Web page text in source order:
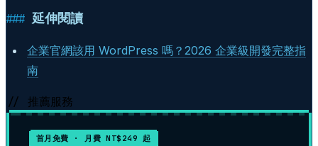
延伸閱讀
企業官網該用 WordPress 嗎？2026 企業級開發完整指
南
// 推薦服務
首月免費 · 月費 NT$249 起